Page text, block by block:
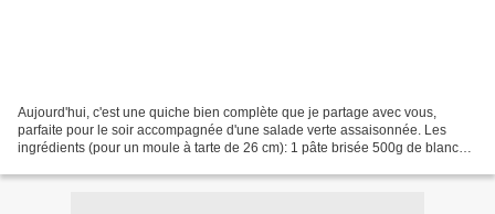
Aujourd'hui, c'est une quiche bien complète que je partage avec vous,
parfaite pour le soir accompagnée d'une salade verte assaisonnée. Les
ingrédients (pour un moule à tarte de 26 cm): 1 pâte brisée 500g de blancs